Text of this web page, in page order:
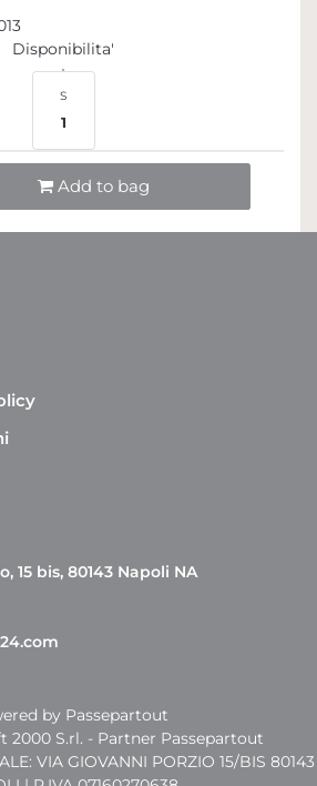
Disponibilita'
S
1
Add to bag
15 bis, 80143 Napoli NA
by Passepartout
2000 S.rl. - Partner Passepartout
VIA GIOVANNI PORZIO 15/BIS 80143